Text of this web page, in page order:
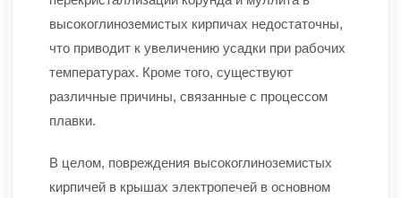
высокоглиноземистых кирпичах недостаточны,
что приводит к увеличению усадки при рабочих
температурах. Кроме того, существуют
различные причины, связанные с процессом
плавки.
В целом, повреждения высокоглиноземистых
кирпичей в крышах электропечей в основном